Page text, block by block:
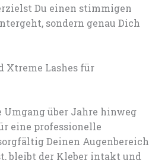
Du einen stimmigen
sondern genau Dich
Xtreme Lashes für
über Jahre hinweg
eine professionelle
Deinen Augenbereich
bleibt der Kleber intakt und